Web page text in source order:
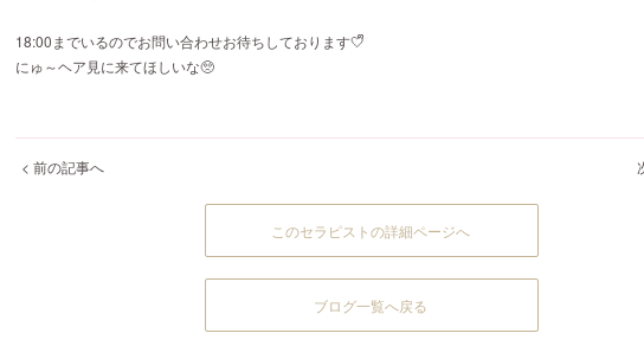
18:00までいるのでお問い合わせお待ちしております🤍ᩚ
にゅ～ヘア見に来てほしいな🥺
< 前の記事へ
このセラピストの詳細ページへ
ブログ一覧へ戻る